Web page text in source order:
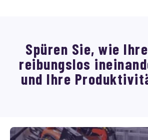
Spüren Sie, wie
reibungslos
und Ihre